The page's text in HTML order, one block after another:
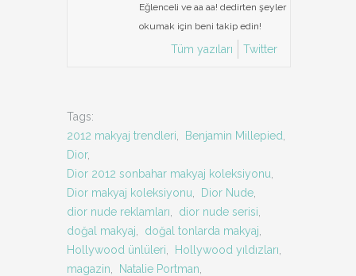
Eğlenceli ve aa aa! dedirten şeyler
okumak için beni takip edin!
Tüm yazıları Twitter
Tags:
2012 makyaj trendleri
Benjamin Millepied
Dior,
Dior 2012 sonbahar makyaj koleksiyonu
Dior makyaj koleksiyonu
Dior Nude
dior nude reklamları
dior nude serisi
doğal makyaj
doğal tonlarda makyaj
Hollywood ünlüleri
Hollywood yıldızları
magazin
Natalie Portman